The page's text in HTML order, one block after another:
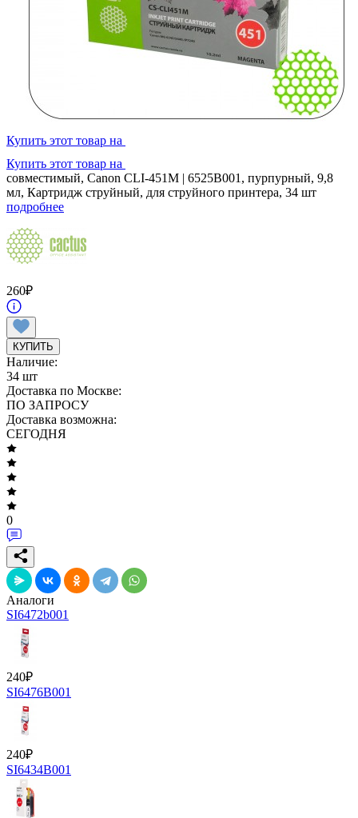
Купить этот товар на
Купить этот товар на
совместимый, Canon CLI-451M | 6525B001, пурпурный, 9,8
мл, Картридж струйный, для струйного принтера, 34 шт
подробнее
260₽
КУПИТЬ
Наличие:
34 шт
Доставка по Москве:
ПО ЗАПРОСУ
Доставка возможна:
СЕГОДНЯ
0
Аналоги
SI6472b001
240₽
SI6476B001
240₽
SI6434B001